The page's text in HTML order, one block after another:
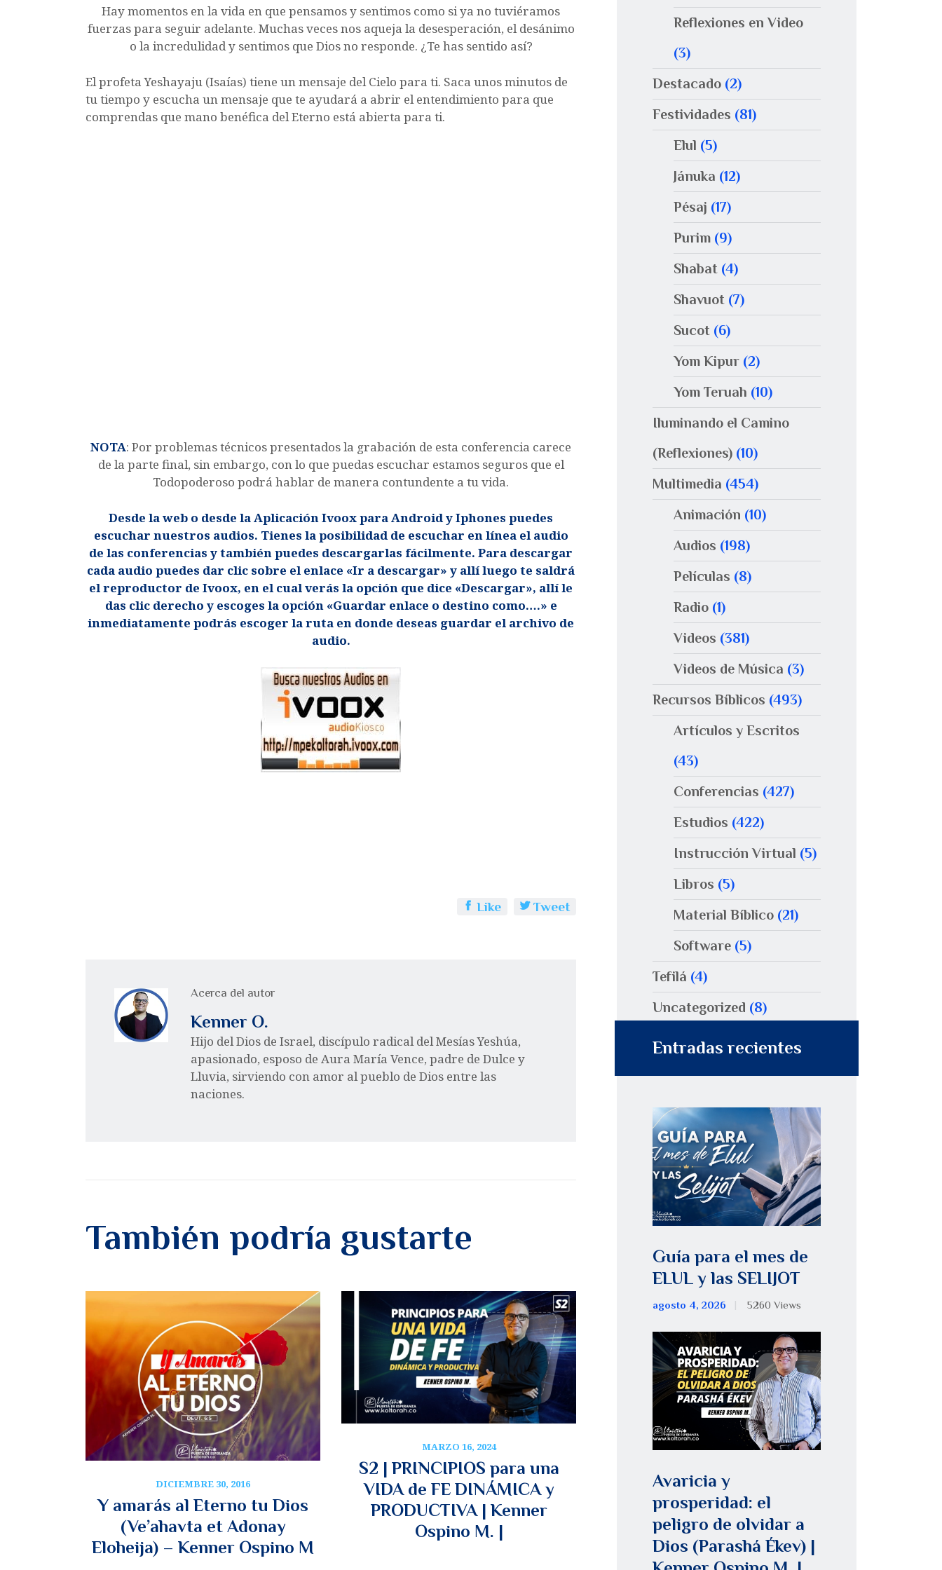
c
e
o
o
it
te
at
s
p
p
m
p
rt
ir
Hay momentos en la vida en que pensamos y sentimos como si ya no tuviéramos
fuerzas para seguir adelante. Muchas veces nos aqueja la desesperación, el desánimo
o la incredulidad y sentimos que Dios no responde. ¿Te has sentido así?
El profeta Yeshayaju (Isaías) tiene un mensaje del Cielo para ti. Saca unos minutos de
tu tiempo y escucha un mensaje que te ayudará a abrir el entendimiento para que
comprendas que mano benéfica del Eterno está abierta para ti.
NOTA: Por problemas técnicos presentados la grabación de esta conferencia carece
de la parte final, sin embargo, con lo que puedas escuchar estamos seguros que el
Todopoderoso podrá hablar de manera contundente a tu vida.
Desde la web o desde la Aplicación Ivoox para Android y Iphones puedes
escuchar nuestros audios. Tienes la posibilidad de escuchar en línea el audio
de las conferencias y también puedes descargarlas fácilmente. Para descargar
cada audio puedes dar clic sobre el enlace «Ir a descargar» y allí luego te saldrá
el reproductor de Ivoox, en el cual verás la opción que dice «Descargar», allí le
das clic derecho y escoges la opción «Guardar enlace o destino como….» e
inmediatamente podrás escoger la ruta en donde deseas guardar el archivo de
audio.
Like Tweet
Acerca del autor
Kenner O.
Hijo del Dios de Israel, discípulo radical del Mesías Yeshúa,
apasionado, esposo de Aura María Vence, padre de Dulce y
Lluvia, sirviendo con amor al pueblo de Dios entre las
naciones.
También podría gustarte
DICIEMBRE 30, 2016
Y amarás al Eterno tu Dios
(Ve’ahavta et Adonay
Eloheija) – Kenner Ospino M
MARZO 16, 2024
S2 | PRINCIPIOS para una
VIDA de FE DINÁMICA y
PRODUCTIVA | Kenner
Ospino M. |
Reflexiones en Video
(3)
Destacado (2)
Festividades (81)
Elul (5)
Jánuka (12)
Pésaj (17)
Purim (9)
Shabat (4)
Shavuot (7)
Sucot (6)
Yom Kipur (2)
Yom Teruah (10)
Iluminando el Camino
(Reflexiones) (10)
Multimedia (454)
Animación (10)
Audios (198)
Películas (8)
Radio (1)
Videos (381)
Videos de Música (3)
Recursos Bíblicos (493)
Artículos y Escritos
(43)
Conferencias (427)
Estudios (422)
Instrucción Virtual (5)
Libros (5)
Material Bíblico (21)
Software (5)
Tefilá (4)
Uncategorized (8)
Entradas recientes
Guía para el mes de
ELUL y las SELIJOT
agosto 4, 2026 5260 Views
Avaricia y
prosperidad: el
peligro de olvidar a
Dios (Parashá Ékev) |